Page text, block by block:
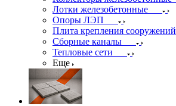
Лотки железобетонные
Опоры ЛЭП
Плита крепления сооружений
Сборные каналы
Тепловые сети
Еще